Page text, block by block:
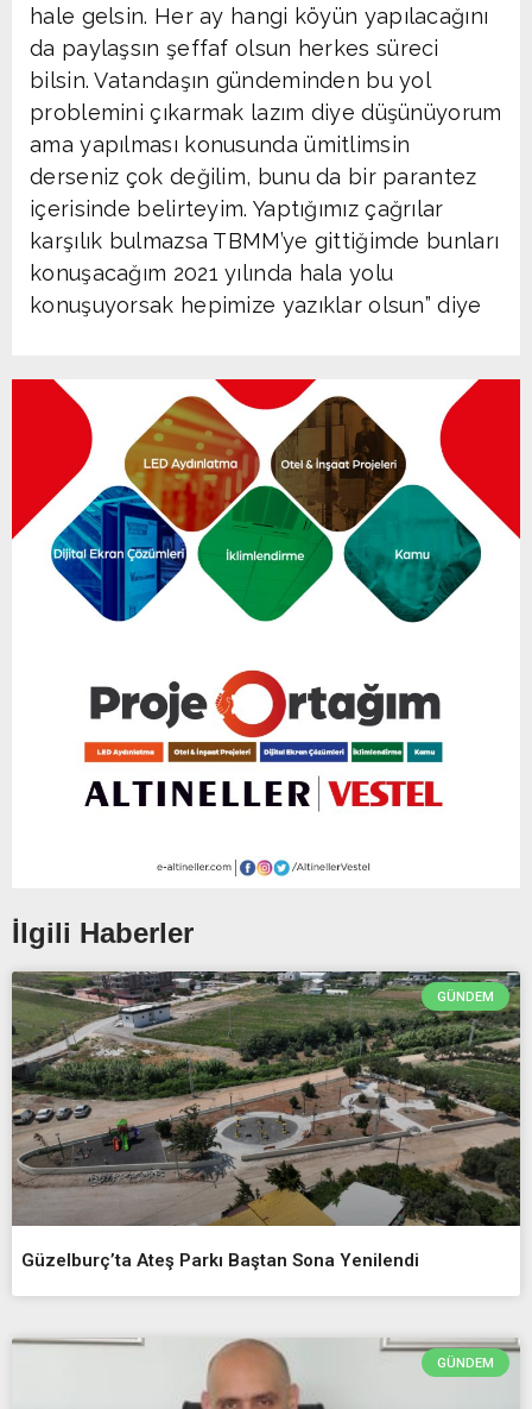
hale gelsin. Her ay hangi köyün yapılacağını
da paylaşsın şeffaf olsun herkes süreci
bilsin. Vatandaşın gündeminden bu yol
problemini çıkarmak lazım diye düşünüyorum
ama yapılması konusunda ümitlimsin
derseniz çok değilim, bunu da bir parantez
içerisinde belirteyim. Yaptığımız çağrılar
karşılık bulmazsa TBMM’ye gittiğimde bunları
konuşacağım 2021 yılında hala yolu
konuşuyorsak hepimize yazıklar olsun” diye
İlgili Haberler
GÜNDEM
Güzelburç’ta Ateş Parkı Baştan Sona Yenilendi
GÜNDEM